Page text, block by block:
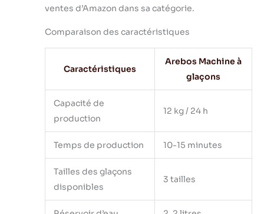
demande. [Fonction
La fonction de
automatique vous
d'économiser
beaucoup de travail
lors du rangement
après l'utilisation de
la machine à
glaçons. Une fois la
l'appareil activera
ventes d’Amazon dans sa catégorie.
Comparaison des caractéristiques
Caractéristiques
Arebos Machine à
glaçons
Capacité de
production
12 kg / 24 h
Temps de production 10-15 minutes
Tailles des glaçons
disponibles
3 tailles